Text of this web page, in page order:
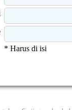
* Harus di isi